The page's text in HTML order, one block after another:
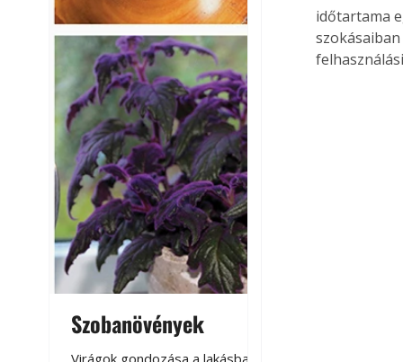
Szobanövények
időtartama